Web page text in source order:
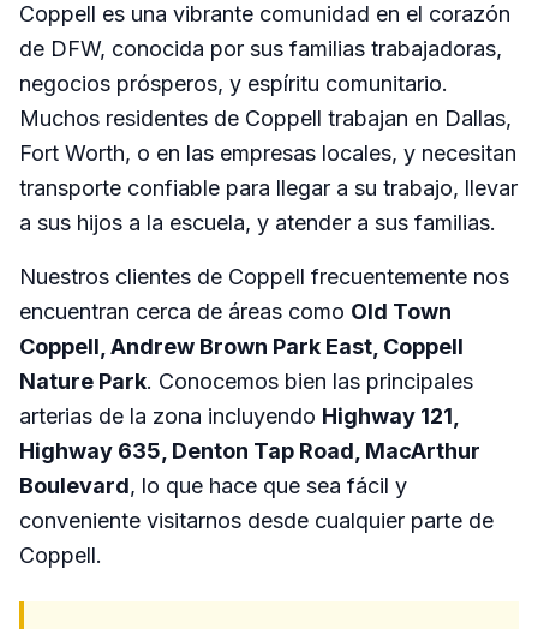
Coppell es una vibrante comunidad en el corazón
de DFW, conocida por sus familias trabajadoras,
negocios prósperos, y espíritu comunitario.
Muchos residentes de Coppell trabajan en Dallas,
Fort Worth, o en las empresas locales, y necesitan
transporte confiable para llegar a su trabajo, llevar
a sus hijos a la escuela, y atender a sus familias.
Nuestros clientes de Coppell frecuentemente nos
encuentran cerca de áreas como Old Town
Coppell, Andrew Brown Park East, Coppell
Nature Park. Conocemos bien las principales
arterias de la zona incluyendo Highway 121,
Highway 635, Denton Tap Road, MacArthur
Boulevard, lo que hace que sea fácil y
conveniente visitarnos desde cualquier parte de
Coppell.